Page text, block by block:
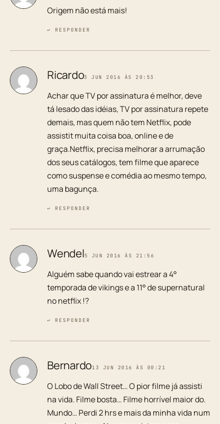
Origem não está mais!
↩ RESPONDER
Ricardo3 JUN 2016 ÀS 20:53
Achar que TV por assinatura é melhor, deve
tá lesado das idéias, TV por assinatura repete
demais, mas quem não tem Netflix, pode
assistit muita coisa boa, online e de
graça.Netflix, precisa melhorar a arrumação
dos seus catálogos, tem filme que aparece
como suspense e comédia ao mesmo tempo,
uma bagunça.
↩ RESPONDER
Wendel5 JUN 2016 ÀS 21:56
Alguém sabe quando vai estrear a 4°
temporada de vikings e a 11° de supernatural
no netflix !?
↩ RESPONDER
Bernardo13 JUN 2016 ÀS 00:21
O Lobo de Wall Street… O pior filme já assisti
na vida. Filme bosta… Filme horrível maior do.
Mundo… Perdi 2 hrs e mais da minha vida num